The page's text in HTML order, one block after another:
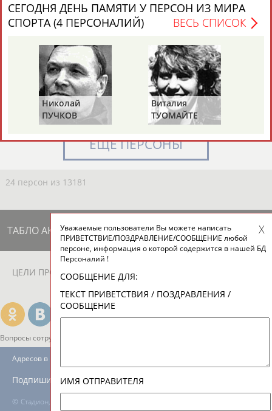
Рамазан
Тагир
Камиль
Загалав
Камалудин
АБДУЛДАУДОВ
Абдула
АБДУЛЖАЛИЛОВ
Магомед
АБДУЛКАГИРОВ
Назир
24 персон из 13181
ЕЩЁ ПЕРСОНЫ
ТАБЛО АКТИВНОСТИ
ЦЕЛИ ПРОЕКТА КОНТАКТЫ
Вопросы сотрудничества и совместной деятельности
© Стадион, 1998-2026
Адресов в новостной рассылке: 996
Подпишись
СЕГОДНЯ ДЕНЬ ПАМЯТИ У ПЕРСОН ИЗ МИРА
СПОРТА (4 ПЕРСОНАЛИЙ)
ВЕСЬ СПИСОК
Николай
ПУЧКОВ
Виталия
ТУОМАЙТЕ
Уважаемые пользователи Вы можете написать
ПРИВЕТСТВИЕ/ПОЗДРАВЛЕНИЕ/СООБЩЕНИЕ любой
персоне, информация о которой содержится в нашей БД
Персоналий !
СООБЩЕНИЕ ДЛЯ:
ТЕКСТ ПРИВЕТСТВИЯ / ПОЗДРАВЛЕНИЯ /
СООБЩЕНИЕ
ИМЯ ОТПРАВИТЕЛЯ